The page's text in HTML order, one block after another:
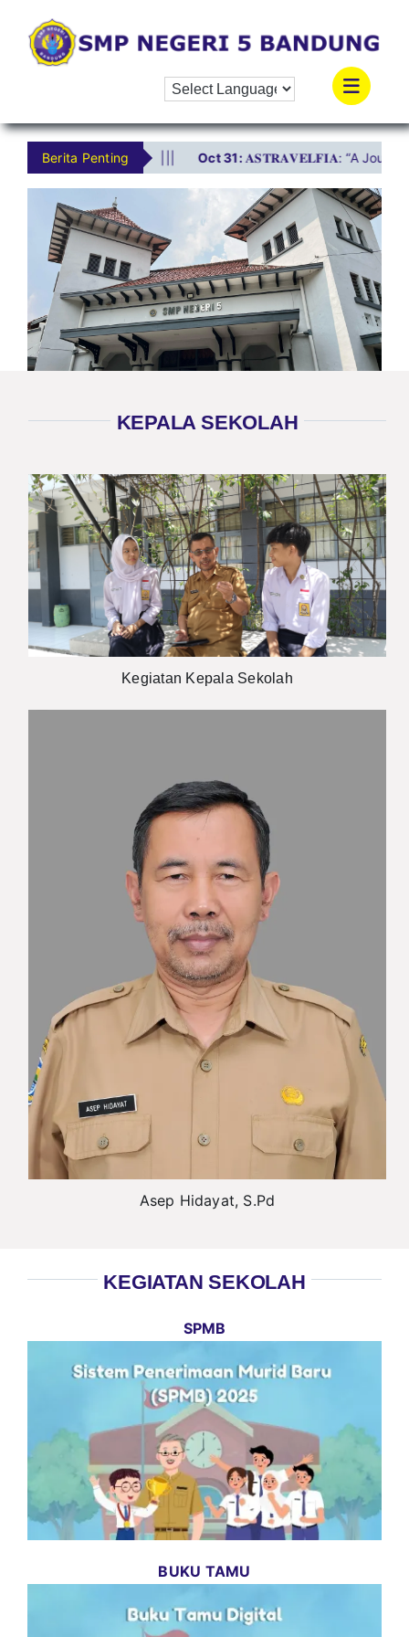
content
Berita Penting
Oct 31:𝐀𝐒𝐓𝐑𝐀𝐕𝐄𝐋𝐅𝐈𝐀: “A Journey Through the Stars,
KEPALA SEKOLAH
Kegiatan Kepala Sekolah
Asep Hidayat, S.Pd
KEGIATAN SEKOLAH
SPMB
BUKU TAMU